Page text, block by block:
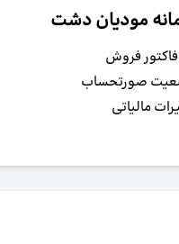
مودیان دشت
فروش
صورتحساب
مالیاتی